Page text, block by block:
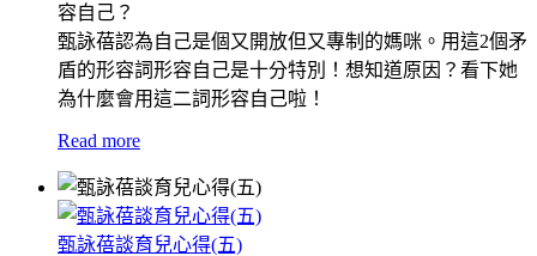
容自己？
甄詠蓓認為自己是個又開放但又專制的媽咪。用這2個矛
盾的形容詞形容自己是十分特別！想知道原因？看下她
為什麼會用這二詞形容自己啦！
Read more
甄詠蓓談育兒心得(五)